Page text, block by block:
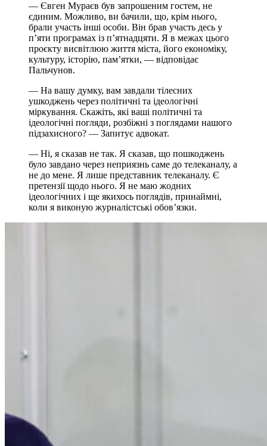
— Євген Мураєв був запрошеним гостем, не
єдиним. Можливо, ви бачили, що, крім нього,
брали участь інші особи. Він брав участь десь у
п’яти програмах із п’ятнадцяти. Я в межах цього
проєкту висвітлюю життя міста, його економіку,
культуру, історію, пам’ятки, — відповідає
Пальчунов.
— На вашу думку, вам завдали тілесних
ушкоджень через політичні та ідеологічні
міркування. Скажіть, які ваші політичні та
ідеологічні погляди, розбіжні з поглядами нашого
підзахисного? — Запитує адвокат.
— Ні, я сказав не так. Я сказав, що пошкоджень
було завдано через неприязнь саме до телеканалу, а
не до мене. Я лише представник телеканалу. Є
претензії щодо нього. Я не маю жодних
ідеологічних і ще якихось поглядів, принаймні,
коли я виконую журналістські обов’язки.